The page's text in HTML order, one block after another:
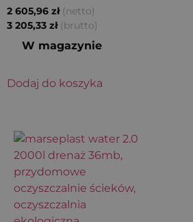
2 605,96 zł (netto)
3 205,33 zł (brutto)
W magazynie
Dodaj do koszyka